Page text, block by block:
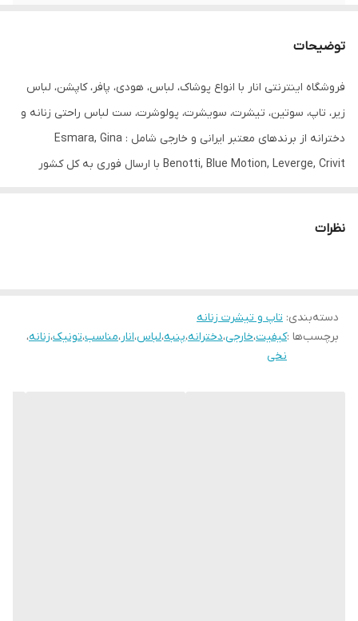
ساحلی
قابلیت بازگشت دارد
مورد استفاده
توضیحات
فروشگاه اینترنتی انار با انواع پوشاک، لباس، هودی، پافر، کاپشن، لباس
زیر، تاپ، سوتین، تیشرت، سویشرت، پولوشرت، ست لباس راحتی زنانه و
دخترانه از برندهای معتبر ایرانی و خارجی شامل : Esmara, Gina
Benotti, Blue Motion, Leverge, Crivit با ارسال فوری به کل کشور
نظرات
دسته‌بندی: تاپ و تیشرت زنانه
برچسب‌ها :کیفیت،خارجی،دخترانه،پنبه،لباس،انار،مناسب،تونیک،زنانه،
نخی